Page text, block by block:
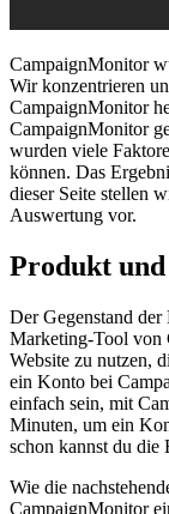
CampaignMonitor
Wir konzentrieren
CampaignMonitor
CampaignMonitor
wurden viele
können. Das
dieser Seite stellen
Auswertung vor.
Produkt
Der Gegenstand
Marketing-Tool von
Website zu nutzen,
ein Konto bei
einfach sein, mit
Minuten, um ein
schon kannst du
Wie die
CampaignMonitor